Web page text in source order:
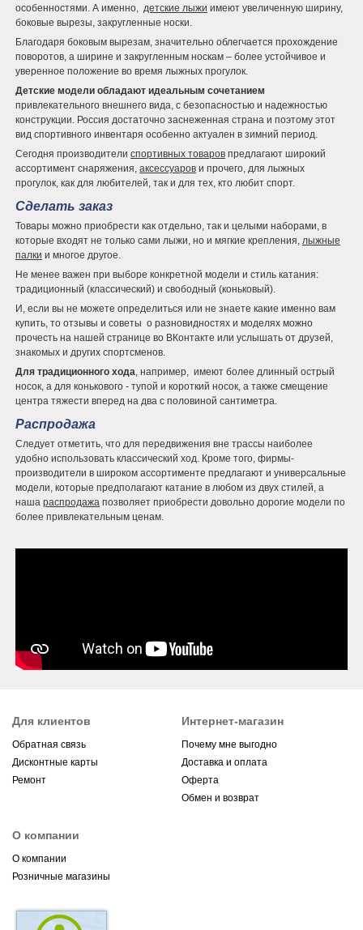
особенностями. А именно, детские лыжи имеют увеличенную ширину,
боковые вырезы, закругленные носки.
Благодаря боковым вырезам, значительно облегчается прохождение
поворотов, а ширине и закругленным носкам – более устойчивое и
уверенное положение во время лыжных прогулок.
Детские модели обладают идеальным сочетанием
привлекательного внешнего вида, с безопасностью и надежностью
конструкции. Россия достаточно заснеженная страна и поэтому этот
вид спортивного инвентаря особенно актуален в зимний период.
Сегодня производители спортивных товаров предлагают широкий
ассортимент снаряжения, аксессуаров и прочего, для лыжных
прогулок, как для любителей, так и для тех, кто любит спорт.
Сделать заказ
Товары можно приобрести как отдельно, так и целыми наборами, в
которые входят не только сами лыжи, но и мягкие крепления, лыжные
палки и многое другое.
Не менее важен при выборе конкретной модели и стиль катания:
традиционный (классический) и свободный (коньковый).
И, если вы не можете определиться или не знаете какие именно вам
купить, то отзывы и советы о разновидностях и моделях можно
прочесть на нашей странице во ВКонтакте или услышать от друзей,
знакомых и других спортсменов.
Для традиционного хода, например, имеют более длинный острый
носок, а для конькового - тупой и короткий носок, а также смещение
центра тяжести вперед на два с половиной сантиметра.
Распродажа
Следует отметить, что для передвижения вне трассы наиболее
удобно использовать классический ход. Кроме того, фирмы-
производители в широком ассортименте предлагают и универсальные
модели, которые предполагают катание в любом из двух стилей, а
наша распродажа позволяет приобрести довольно дорогие модели по
более привлекательным ценам.
Для клиентов
Обратная связь
Дисконтные карты
Ремонт
Интернет-магазин
Почему мне выгодно
Доставка и оплата
Оферта
Обмен и возврат
О компании
О компании
Розничные магазины